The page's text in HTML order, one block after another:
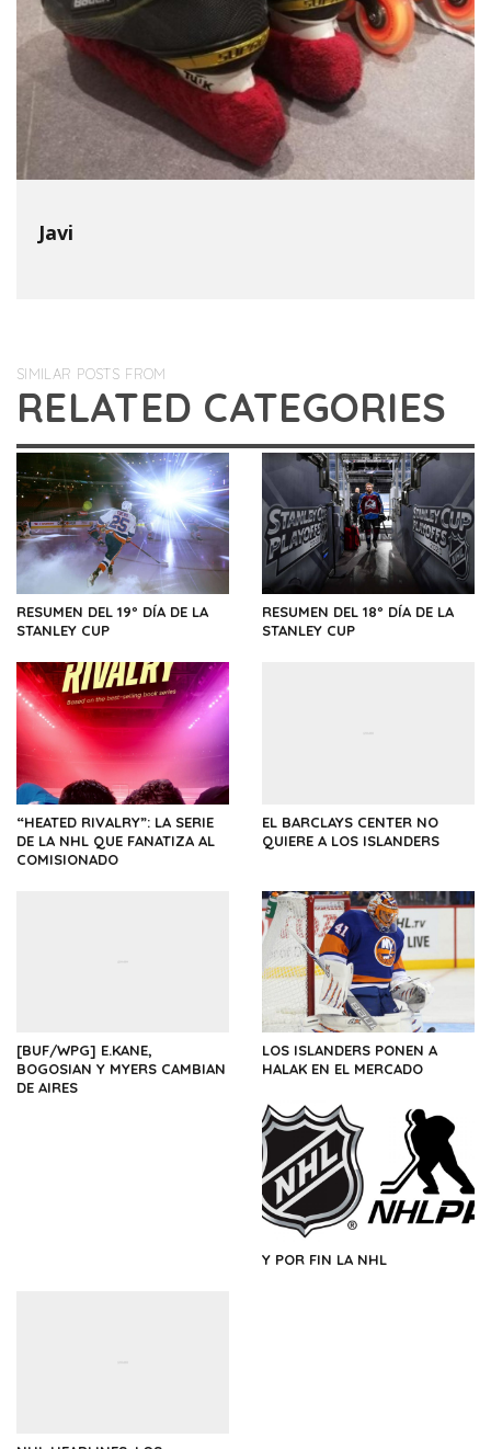
Javi
SIMILAR POSTS FROM
RELATED CATEGORIES
RESUMEN DEL 19º DÍA DE LA
STANLEY CUP
RESUMEN DEL 18º DÍA DE LA
STANLEY CUP
“HEATED RIVALRY”: LA SERIE
DE LA NHL QUE FANATIZA AL
COMISIONADO
EL BARCLAYS CENTER NO
QUIERE A LOS ISLANDERS
[BUF/WPG] E.KANE,
BOGOSIAN Y MYERS CAMBIAN
DE AIRES
LOS ISLANDERS PONEN A
HALAK EN EL MERCADO
Y POR FIN LA NHL